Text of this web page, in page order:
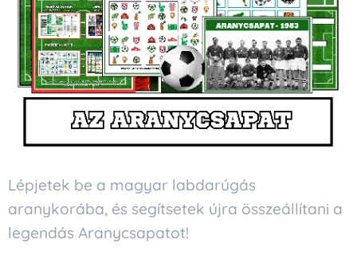
Lépjetek be a magyar labdarúgás
aranykorába, és segítsetek újra összeállítani a
legendás Aranycsapatot!